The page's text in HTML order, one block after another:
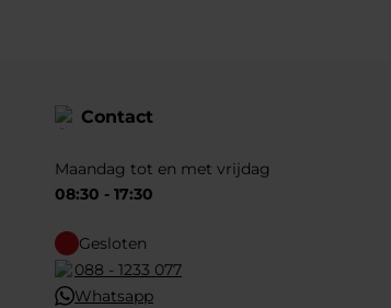
Contact
Maandag tot en met vrijdag
08:30 - 17:30
Gesloten
088 - 1233 077
Whatsapp